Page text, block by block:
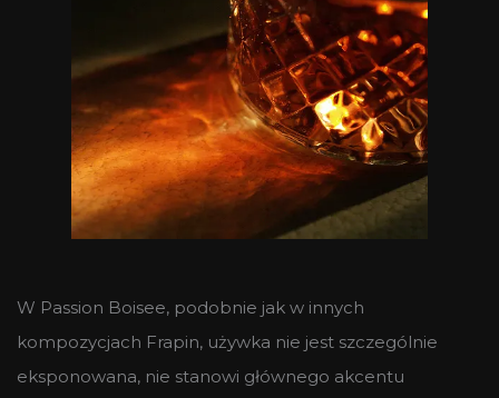
W Passion Boisee, podobnie jak w innych
kompozycjach Frapin, używka nie jest szczególnie
eksponowana, nie stanowi głównego akcentu